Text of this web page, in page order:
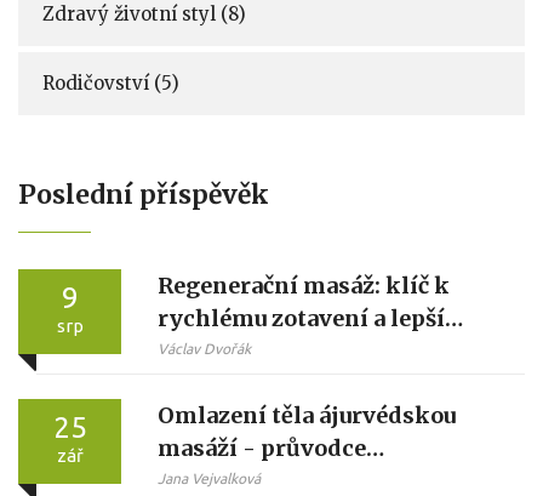
Zdravý životní styl (8)
Rodičovství (5)
Poslední příspěvěk
9
srp
Regenerační masáž: klíč k
rychlému zotavení a lepší
pohodě
Václav Dvořák
25
zář
Omlazení těla ájurvédskou
masáží - průvodce
technikami a benefity
Jana Vejvalková